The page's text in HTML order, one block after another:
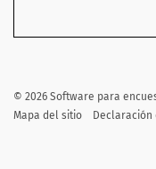
© 2026 Software para
Mapa del sitio
Declaración